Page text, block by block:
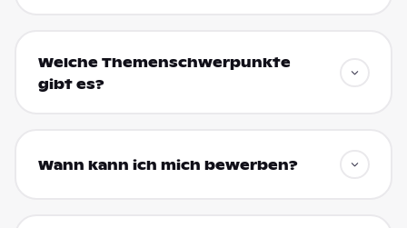
Welche Themenschwerpunkte
gibt es?
Wann kann ich mich bewerben?